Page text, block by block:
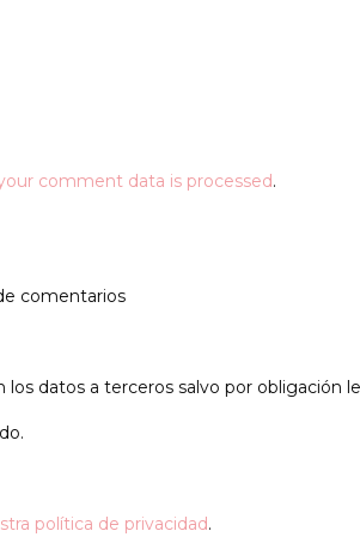
comment data is processed.
comentarios
los datos a terceros salvo por obligación
política de privacidad.